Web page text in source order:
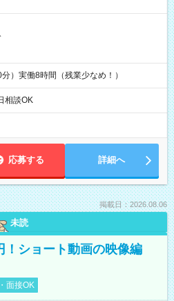
）実働8時間（残業少なめ！）
談OK
応募する 詳細へ
掲載日：2026.08.06
未読
！ショート動画の映像編
面接OK